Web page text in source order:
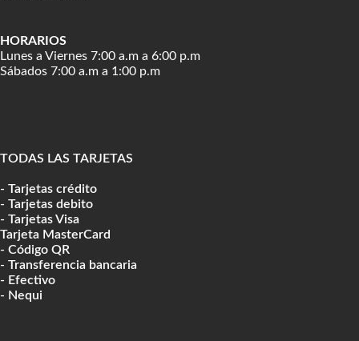
HORARIOS
Lunes a Viernes 7:00 a.m a 6:00 p.m
Sábados 7:00 a.m a 1:00 p.m
TODAS LAS TARJETAS
- Tarjetas crédito
- Tarjetas debito
- Tarjetas Visa
Tarjeta MasterCard
- Código QR
- Transferencia bancaria
- Efectivo
- Nequi